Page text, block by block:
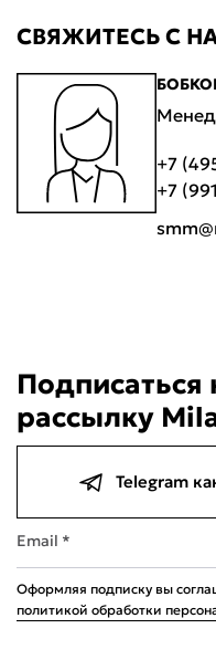
CВЯЖИТЕСЬ С
+7
+7
Подписаться
рассылку
Telegram
Email *
Оформляя подписку вы
политикой обработки